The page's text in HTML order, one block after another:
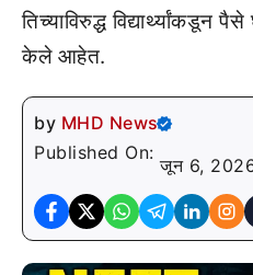
तिच्याविरुद्ध विद्यार्थ्यांकडून
केले आहेत.
by MHD News
Published On:
जून 6,